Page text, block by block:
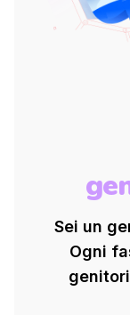
Sei un
Ogni